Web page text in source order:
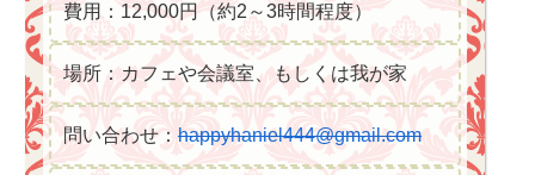
費用：12,000円（約2～3時間程度）
場所：カフェや会議室、もしくは我が家
問い合わせ： happyhaniel444@gmail.com